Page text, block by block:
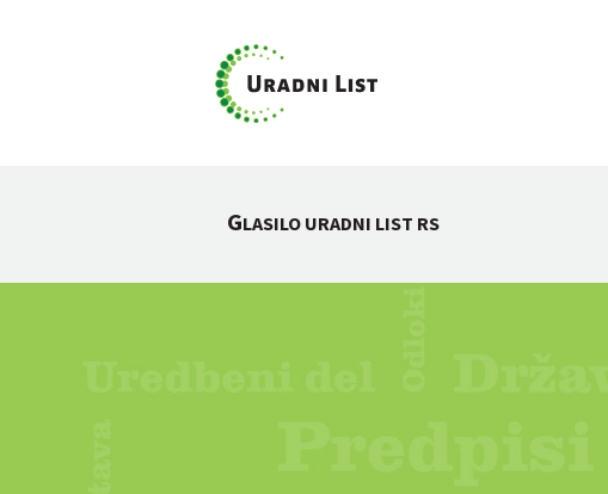
GLASILO URADNI LIST RS